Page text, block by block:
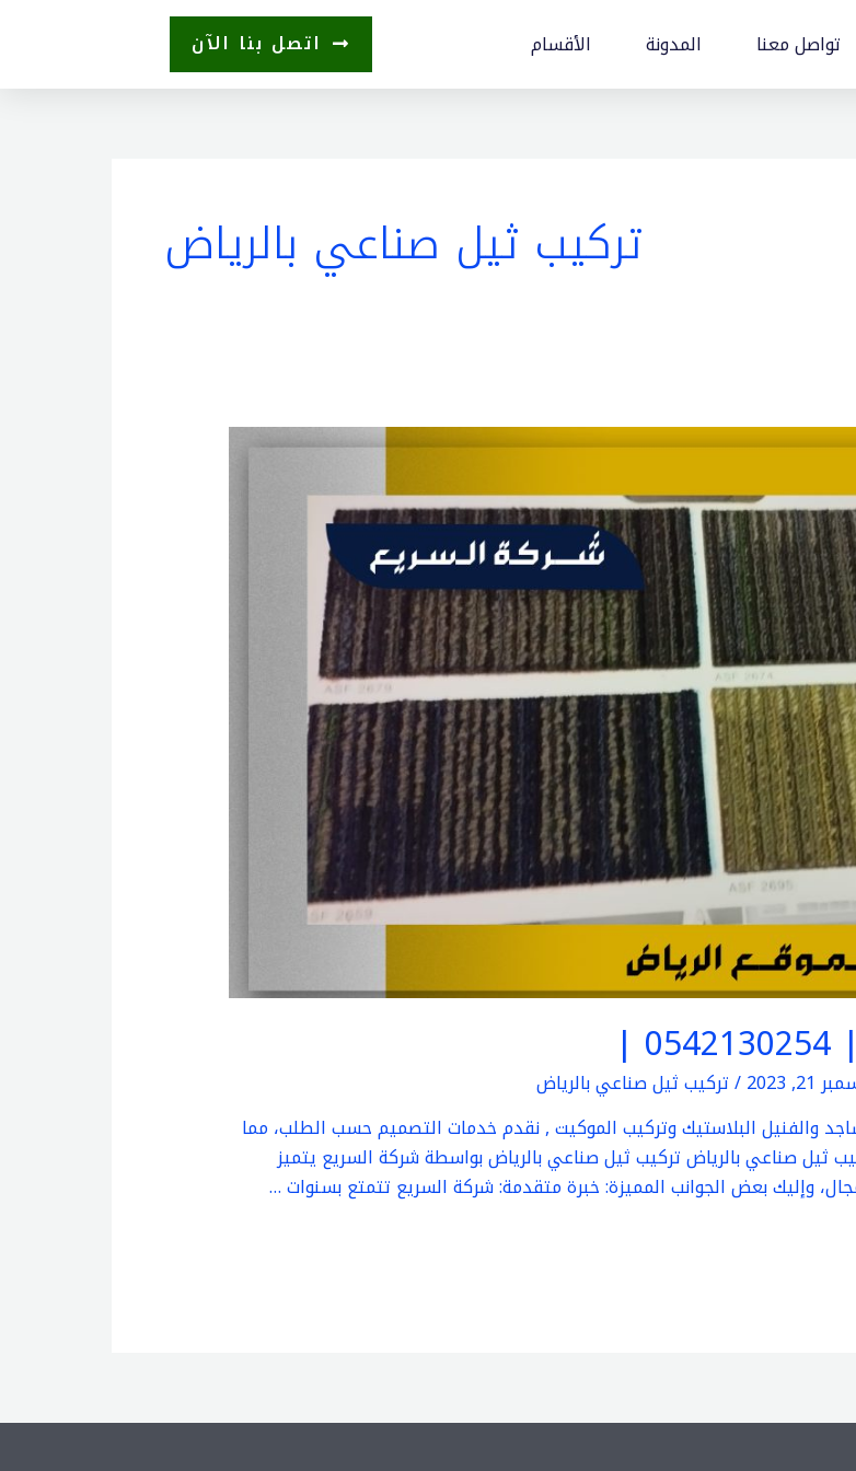
تواصل معنا المدونة الأقسام اتصل بنا الآن
تركيب ثيل صناعي بالرياض
2023
/تركيب ثيل صناعي بالرياض
0542130254 وفرش المساجد والفنيل البلاستيك وتركيب الموكيت , نقدم خدمات التصميم حسب الطلب، مما
ثيل صناعي بالرياض تركيب ثيل صناعي بالرياض بواسطة شركة السريع يتميز
وإليك بعض الجوانب المميزة: خبرة متقدمة: شركة السريع تتمتع بسنوات …